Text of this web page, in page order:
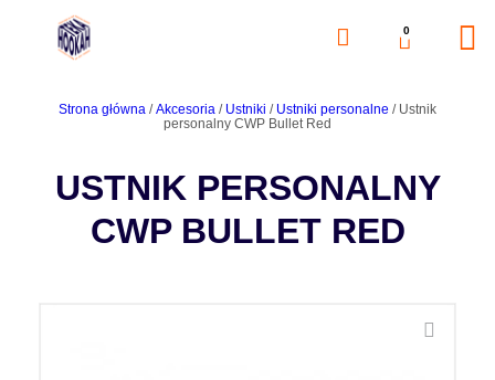
0
Strona główna /Akcesoria / Ustniki / Ustniki personalne / Ustnik
personalny CWP Bullet Red
USTNIK PERSONALNY
CWP BULLET RED